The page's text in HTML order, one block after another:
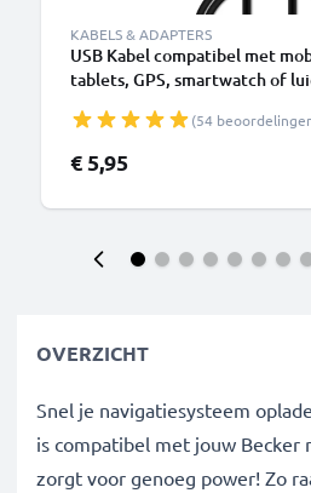
KABELS & ADAPTERS
USB Kabel compatibel met
tablets, GPS, smartwatch of
(54
€ 5,95
OVERZICHT
Snel je navigatiesysteem
is compatibel met jouw Becker
zorgt voor genoeg power! Zo